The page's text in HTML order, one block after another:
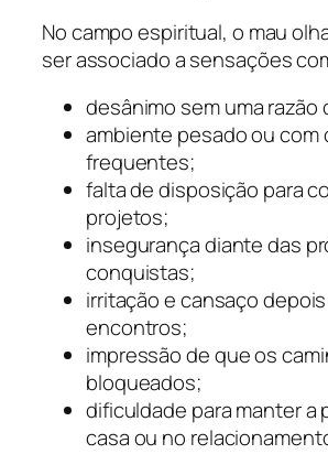
No campo espiritual, o mau
ser associado a sensações
desânimo sem uma razão
ambiente pesado ou com
frequentes;
falta de disposição para
projetos;
insegurança diante das
conquistas;
irritação e cansaço
encontros;
impressão de que os
bloqueados;
dificuldade para manter a
casa ou no